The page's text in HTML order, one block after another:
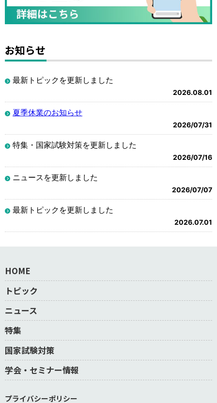
お知らせ
最新トピックを更新しました
2026.08.01
夏季休業のお知らせ
2026/07/31
特集・国家試験対策を更新しました
2026/07/16
ニュースを更新しました
2026/07/07
最新トピックを更新しました
2026.07.01
HOME
トピック
ニュース
特集
国家試験対策
学会・セミナー情報
プライバシーポリシー